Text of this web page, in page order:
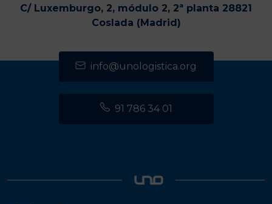
C/ Luxemburgo, 2, módulo 2, 2ª planta 28821
Coslada (Madrid)
info@unologistica.org
91 786 34 01